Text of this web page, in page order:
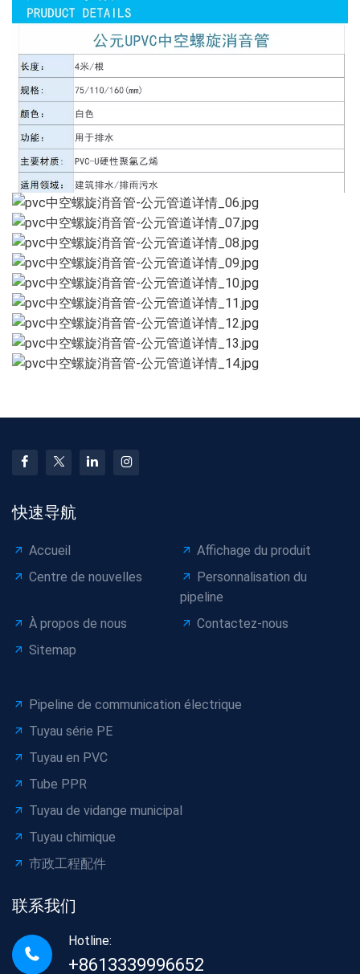
快速导航
Accueil
Affichage du produit
Centre de nouvelles
Personnalisation du
pipeline
À propos de nous
Contactez-nous
Sitemap
Pipeline de communication électrique
Tuyau série PE
Tuyau en PVC
Tube PPR
Tuyau de vidange municipal
Tuyau chimique
市政工程配件
联系我们
Hotline:
+8613339996652